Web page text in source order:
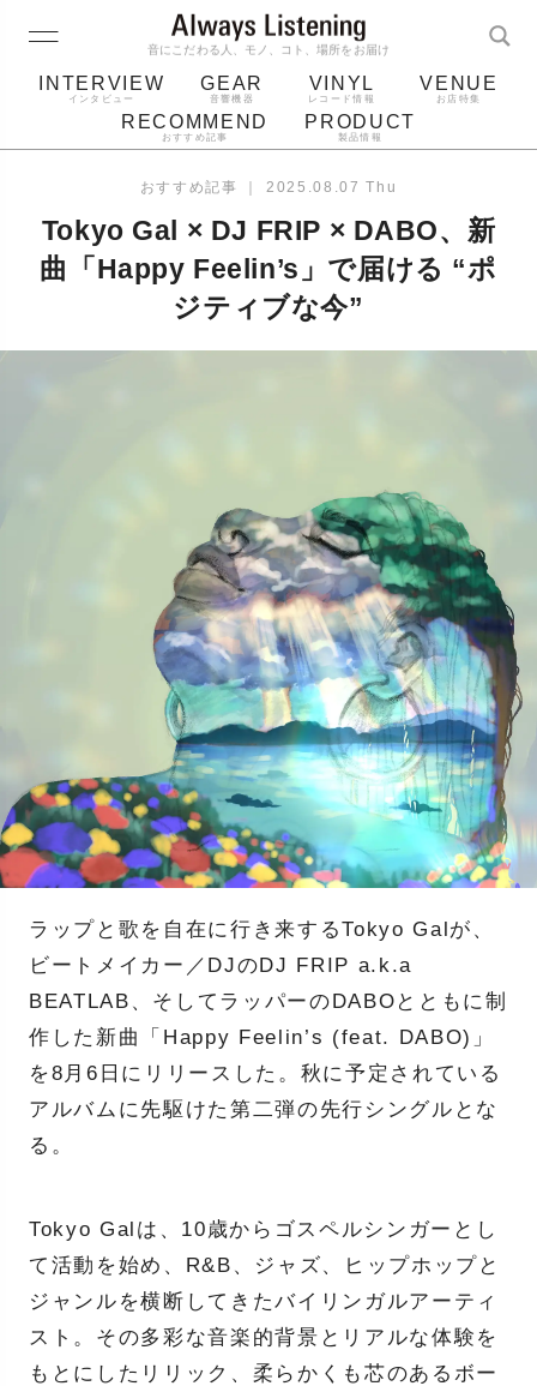
音にこだわる人、モノ、コト、場所をお届け
INTERVIEW
インタビュー
GEAR
音響機器
VINYL
レコード情報
VENUE
お店特集
RECOMMEND
おすすめ記事
PRODUCT
製品情報
レコード針
おすすめ記事 ｜ 2025.08.07 Thu
Tokyo Gal × DJ FRIP × DABO、新
曲「Happy Feelin’s」で届ける “ポ
ジティブな今”
ラップと歌を自在に行き来するTokyo Galが、
ビートメイカー／DJのDJ FRIP a.k.a
BEATLAB、そしてラッパーのDABOとともに制
作した新曲「Happy Feelin’s (feat. DABO)」
を8月6日にリリースした。秋に予定されている
アルバムに先駆けた第二弾の先行シングルとな
る。
Tokyo Galは、10歳からゴスペルシンガーとし
て活動を始め、R&B、ジャズ、ヒップホップと
ジャンルを横断してきたバイリンガルアーティ
スト。その多彩な音楽的背景とリアルな体験を
もとにしたリリック、柔らかくも芯のあるボー